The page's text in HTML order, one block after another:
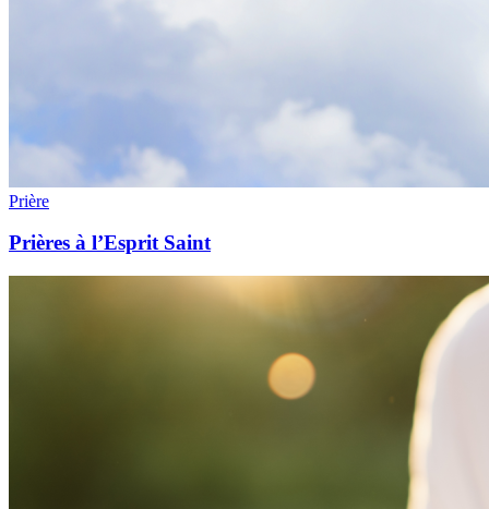
Prière
Prières à l’Esprit Saint